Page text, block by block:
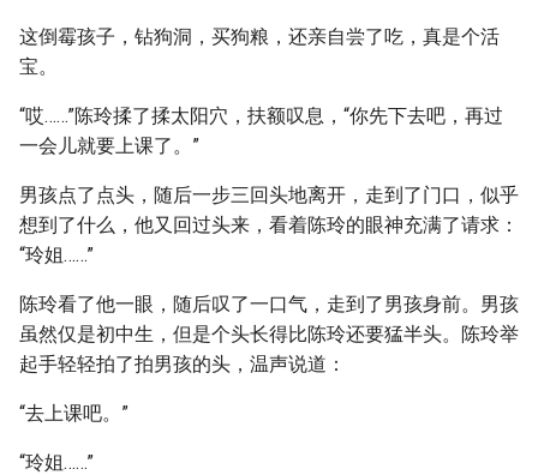
这倒霉孩子，钻狗洞，买狗粮，还亲自尝了吃，真是个活
宝。
“哎……”陈玲揉了揉太阳穴，扶额叹息，“你先下去吧，再过
一会儿就要上课了。”
男孩点了点头，随后一步三回头地离开，走到了门口，似乎
想到了什么，他又回过头来，看着陈玲的眼神充满了请求：
“玲姐……”
陈玲看了他一眼，随后叹了一口气，走到了男孩身前。男孩
虽然仅是初中生，但是个头长得比陈玲还要猛半头。陈玲举
起手轻轻拍了拍男孩的头，温声说道：
“去上课吧。”
“玲姐……”